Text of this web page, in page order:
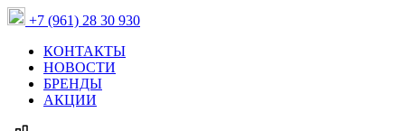
+7 (961) 28 30 930
КОНТАКТЫ
НОВОСТИ
БРЕНДЫ
АКЦИИ